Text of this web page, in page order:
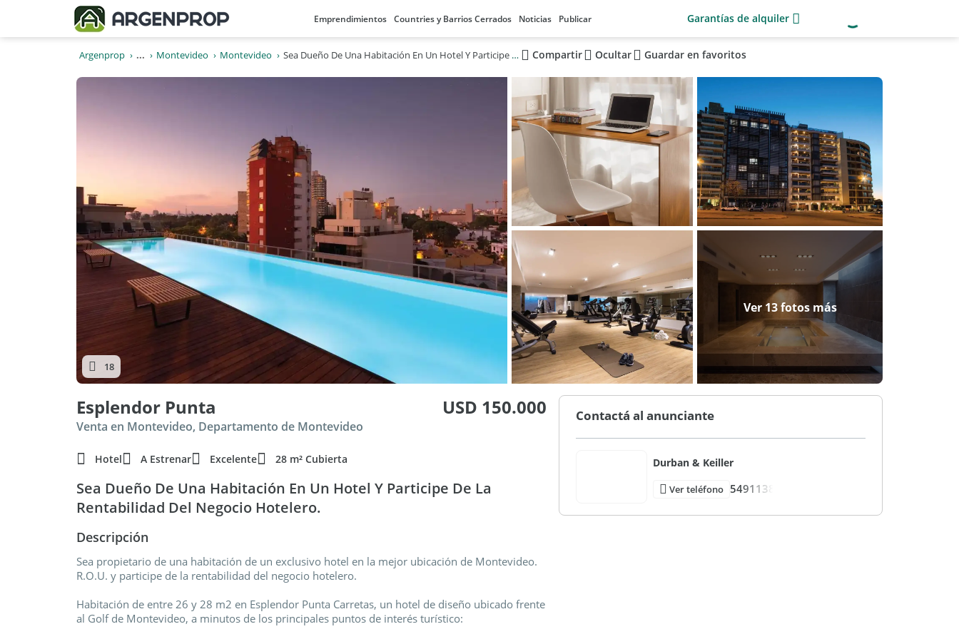
Emprendimientos Countries y Barrios Cerrados Noticias Publicar Garantías de alquiler
Argenprop ... Montevideo Montevideo Sea Dueño De Una Habitación En Un Hotel Y Participe De La Rentabilidad Del Negocio Hotelero. Compartir Ocultar Guardar en favoritos
Ver 13 fotos más
18
Esplendor Punta USD 150.000
Venta en Montevideo, Departamento de Montevideo
Hotel A Estrenar Excelente 28 m² Cubierta
Sea Dueño De Una Habitación En Un Hotel Y Participe De La
Rentabilidad Del Negocio Hotelero.
Descripción
Sea propietario de una habitación de un exclusivo hotel en la mejor ubicación de Montevideo.
R.O.U. y participe de la rentabilidad del negocio hotelero.
Habitación de entre 26 y 28 m2 en Esplendor Punta Carretas, un hotel de diseño ubicado frente
al Golf de Montevideo, a minutos de los principales puntos de interés turístico:
Contactá al anunciante
Durban & Keiller
Ver teléfono 5491138